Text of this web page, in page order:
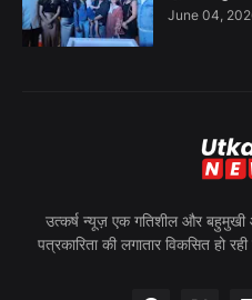
June 04,
उत्कर्ष न्यूज़ एक गतिशील और
पत्रकारिता की लगातार विकसित हो